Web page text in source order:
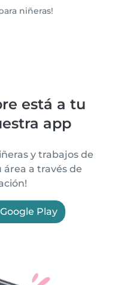
niñeras!
está a tu
app
y trabajos de
área a través de
Google Play